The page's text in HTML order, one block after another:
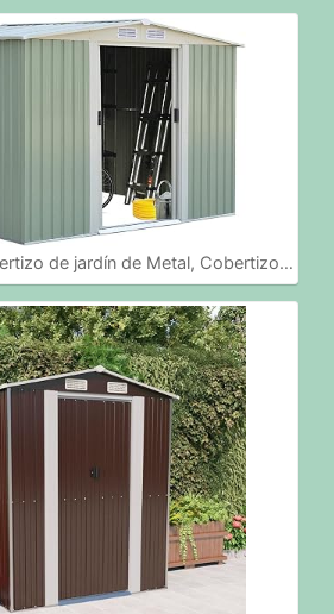
de jardín de Metal, Cobertizo…